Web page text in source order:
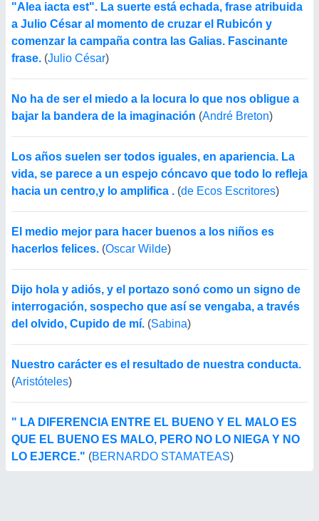
"Alea iacta est". La suerte está echada, frase atribuida
a Julio César al momento de cruzar el Rubicón y
comenzar la campaña contra las Galias. Fascinante
frase. (Julio César)
No ha de ser el miedo a la locura lo que nos obligue a
bajar la bandera de la imaginación (André Breton)
Los años suelen ser todos iguales, en apariencia. La
vida, se parece a un espejo cóncavo que todo lo refleja
hacia un centro,y lo amplifica . (de Ecos Escritores)
El medio mejor para hacer buenos a los niños es
hacerlos felices. (Oscar Wilde)
Dijo hola y adiós, y el portazo sonó como un signo de
interrogación, sospecho que así se vengaba, a través
del olvido, Cupido de mí. (Sabina)
Nuestro carácter es el resultado de nuestra conducta.
(Aristóteles)
" LA DIFERENCIA ENTRE EL BUENO Y EL MALO ES
QUE EL BUENO ES MALO, PERO NO LO NIEGA Y NO
LO EJERCE." (BERNARDO STAMATEAS)